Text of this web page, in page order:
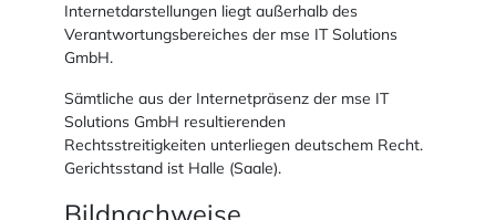
Internetdarstellungen liegt außerhalb des
Verantwortungsbereiches der mse IT Solutions
GmbH.
Sämtliche aus der Internetpräsenz der mse IT
Solutions GmbH resultierenden
Rechtsstreitigkeiten unterliegen deutschem Recht.
Gerichtsstand ist Halle (Saale).
Bildnachweise